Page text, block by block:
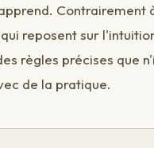
Contrairement
reposent sur
règles précises que
de la pratique.